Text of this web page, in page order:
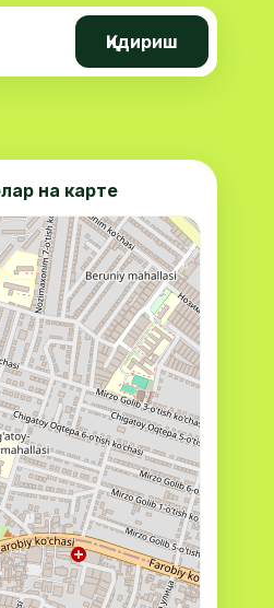
Қидириш
на карте